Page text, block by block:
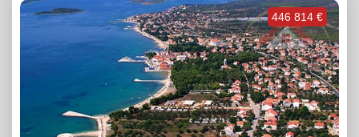
446 814 €